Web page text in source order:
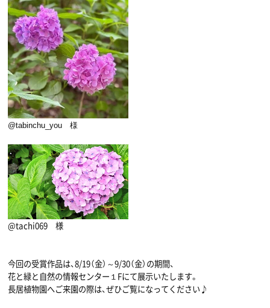
@tabinchu_you 様
@tachi069 様
今回の受賞作品は、8/19（金）～9/30（金）の期間、
花と緑と自然の情報センター１Fにて展示いたします。
長居植物園へご来園の際は、ぜひご覧になってください♪